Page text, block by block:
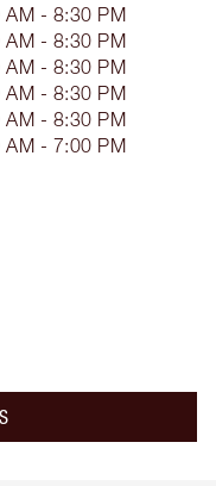
AM - 8:30 PM
AM - 8:30 PM
AM - 8:30 PM
AM - 8:30 PM
AM - 8:30 PM
AM - 7:00 PM